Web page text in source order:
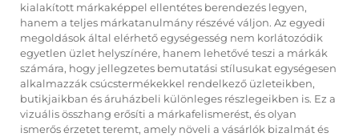
kialakított márkaképpel ellentétes berendezés legyen,
hanem a teljes márkatanulmány részévé váljon. Az egyedi
megoldások által elérhető egységesség nem korlátozódik
egyetlen üzlet helyszínére, hanem lehetővé teszi a márkák
számára, hogy jellegzetes bemutatási stílusukat egységesen
alkalmazzák csúcstermékekkel rendelkező üzleteikben,
butikjaikban és áruházbeli különleges részlegeikben is. Ez a
vizuális összhang erősíti a márkafelismerést, és olyan
ismerős érzetet teremt, amely növeli a vásárlók bizalmát és